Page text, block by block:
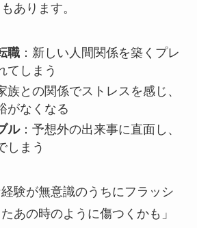
あります。
職：新しい人間関係を築くプレ
てしまう
族との関係でストレスを感じ、
がなくなる
ル：予想外の出来事に直面し、
しまう
験が無意識のうちにフラッシ
あの時のように傷つくかも」